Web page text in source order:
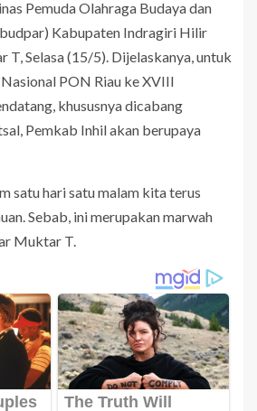
Pemuda Olahraga Budaya dan
Kabupaten Indragiri Hilir
T, Selasa (15/5). Dijelaskanya, untuk
PON Riau ke XVIII
khususnya dicabang
Pemkab Inhil akan berupaya
satu hari satu malam kita terus
Sebab, ini merupakan marwah
Muktar T.